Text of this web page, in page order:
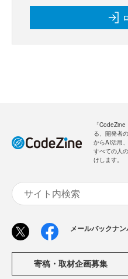
「
る、開発者
からAI活用
すべての人
けします。
メールバックナ
寄稿・取材企画募集